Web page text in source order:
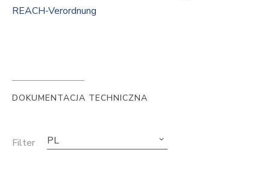
REACH-Verordnung
DOKUMENTACJA TECHNICZNA
Filter PL